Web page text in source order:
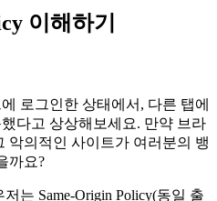
이해하기
로그인한 상태에서, 다른 탭에
다고 상상해보세요. 만약 브라
악의적인 사이트가 여러분의 뱅
까요?
는 Same-Origin Policy(동일 출